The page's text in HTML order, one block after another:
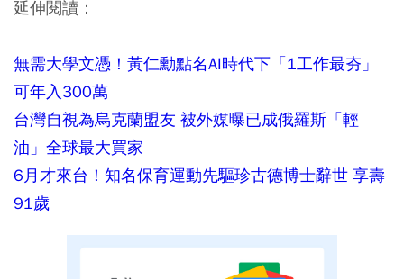
延伸閱讀：
無需大學文憑！黃仁勳點名AI時代下「1工作最夯」
可年入300萬
台灣自視為烏克蘭盟友 被外媒曝已成俄羅斯「輕
油」全球最大買家
6月才來台！知名保育運動先驅珍古德博士辭世 享壽
91歲